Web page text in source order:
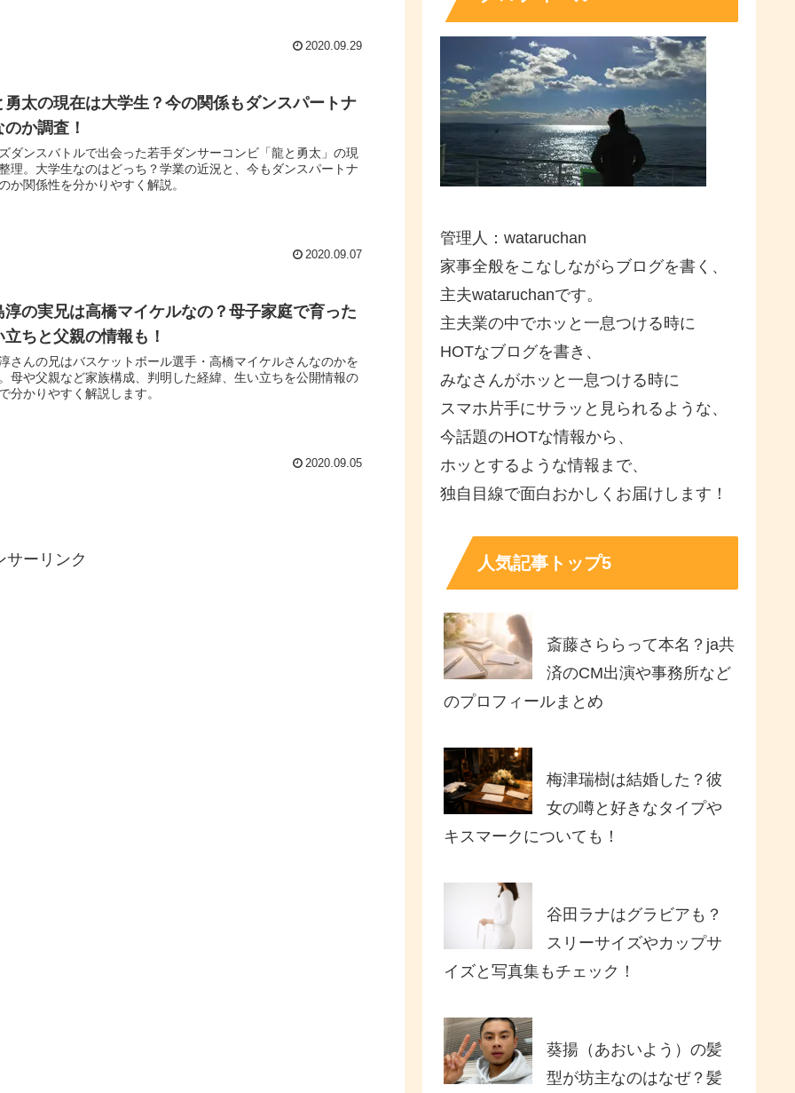
2020.09.29
勇太の現在は大学生？今の関係もダンスパートナ
のか調査！
ダンスバトルで出会った若手ダンサーコンビ「龍と勇太」の現
理。大学生なのはどっち？学業の近況と、今もダンスパートナ
か関係性を分かりやすく解説。
2020.09.07
淳の実兄は高橋マイケルなの？母子家庭で育った
立ちと父親の情報も！
さんの兄はバスケットボール選手・高橋マイケルさんなのかを
母や父親など家族構成、判明した経緯、生い立ちを公開情報の
分かりやすく解説します。
2020.09.05
サーリンク
管理人：wataruchan
家事全般をこなしながらブログを書く、
主夫wataruchanです。
主夫業の中でホッと一息つける時に
HOTなブログを書き、
みなさんがホッと一息つける時に
スマホ片手にサラッと見られるような、
今話題のHOTな情報から、
ホッとするような情報まで、
独自目線で面白おかしくお届けします！
人気記事トップ5
斎藤さららって本名？ja共
済のCM出演や事務所など
のプロフィールまとめ
梅津瑞樹は結婚した？彼
女の噂と好きなタイプや
キスマークについても！
谷田ラナはグラビアも？
スリーサイズやカップサ
イズと写真集もチェック！
葵揚（あおいよう）の髪
型が坊主なのはなぜ？髪